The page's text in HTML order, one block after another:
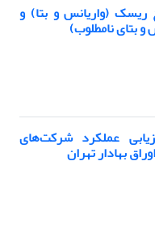
ریسک (واریانس و بتا) و
و بتای نامطلوب)
عملکرد شرکت‌های
بهادار تهران